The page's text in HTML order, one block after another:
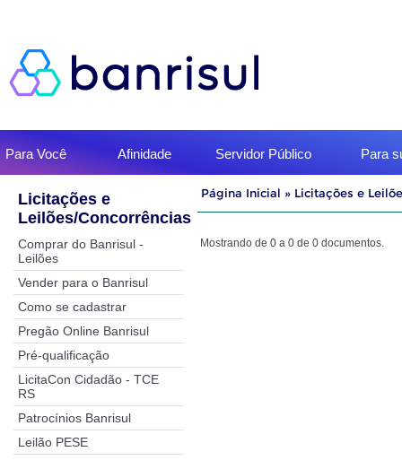
do
menu
Para Você Afinidade Servidor Público Para
Licitações e
Leilões/Concorrências
Comprar do Banrisul -
Leilões
Vender para o Banrisul
Como se cadastrar
Pregão Online Banrisul
Pré-qualificação
LicitaCon Cidadão - TCE
RS
Patrocínios Banrisul
Leilão PESE
Início
conteúdo
Página Inicial » Licitações e
Mostrando de 0 a 0 de 0 documentos.